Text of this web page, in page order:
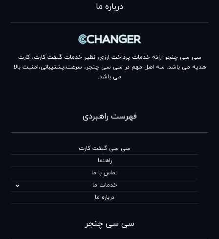
درباره ما
سی سی چنجر ارائه خدمات پرداخت ارزی، نظیر خدمات گیفت کارت، کارت
هدیه می باشد. سه اصل مهم در سی سی چنجر، سرعت،پشتیبانی،امنیت بالا
می باشد.
فهرست راهبردی
سی سی گیفت کارت
راهنما
تماس با ما
خدمات ما
درباره ما
سی سی چنجر